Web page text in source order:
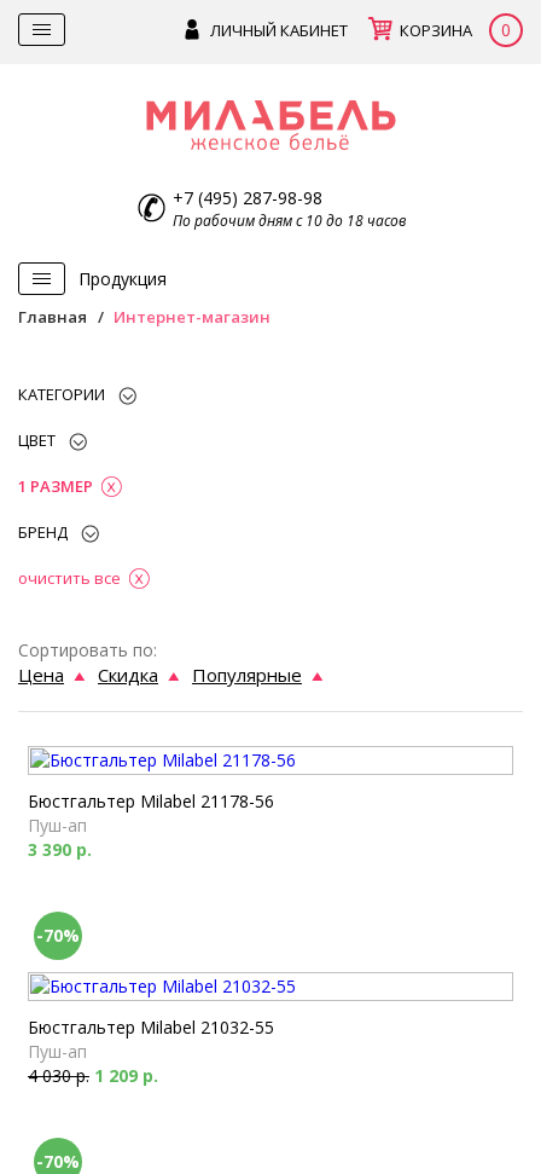
ЛИЧНЫЙ КАБИНЕТ КОРЗИНА 0
+7 (495) 287-98-98
По рабочим дням с 10 до 18 часов
Продукция
Главная Интернет-магазин
КАТЕГОРИИ
ЦВЕТ
1 РАЗМЕР
БРЕНД
очистить все
Сортировать по:
Цена Скидка Популярные
Бюстгальтер Milabel 21178-56
Пуш-ап
3 390 р.
-70%
Бюстгальтер Milabel 21032-55
Пуш-ап
4 030 р. 1 209 р.
-70%